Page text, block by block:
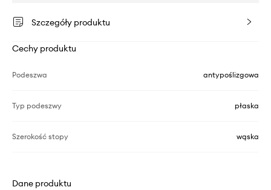
Szczegóły produktu
Cechy produktu
Podeszwa antypoślizgowa
Typ podeszwy płaska
Szerokość stopy wąska
Dane produktu